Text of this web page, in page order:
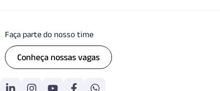
Faça parte do nosso time
Conheça nossas vagas